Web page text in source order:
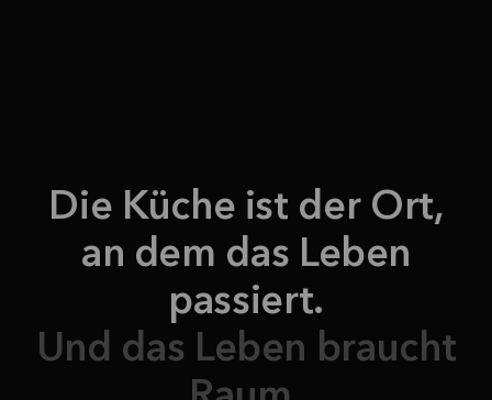
Die Küche ist der Ort,
an dem das Leben
passiert.
Und das Leben braucht